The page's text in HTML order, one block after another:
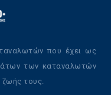
που έχει ως
των καταναλωτών
ζωής τους.